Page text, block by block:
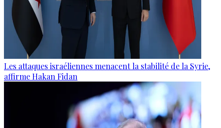
Les attaques israéliennes menacent la stabilité de la Syrie,
affirme Hakan Fidan